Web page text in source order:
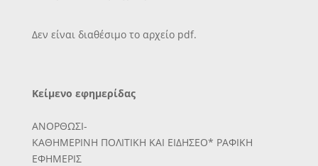
Δεν είναι διαθέσιμο το αρχείο pdf.
Κείμενο εφημερίδας
ΑΝΟΡΘΩΣΙ-
ΚΑΘΗΜΕΡΙΝΗ ΠΟΛΙΤΙΚΗ ΚΑΙ ΕΙΔΗΣΕΟ* ΡΑΦΙΚΗ
ΕΦΗΜΕΡΙΣ